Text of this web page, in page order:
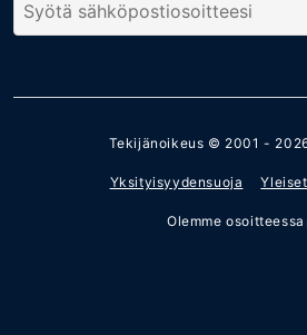
Tekijänoikeus © 2001 -
Yksityisyydensuoja
Olemme osoitteessa